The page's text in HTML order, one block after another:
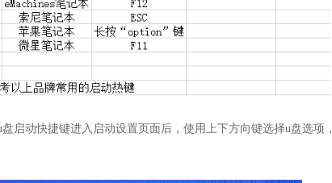
启动快捷键进入启动设置页面后，使用上下方向键选择u盘选项，